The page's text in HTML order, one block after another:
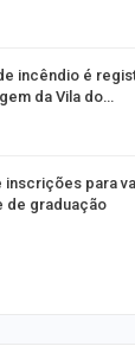
incêndio é
da Vila do…
inscrições para
de graduação